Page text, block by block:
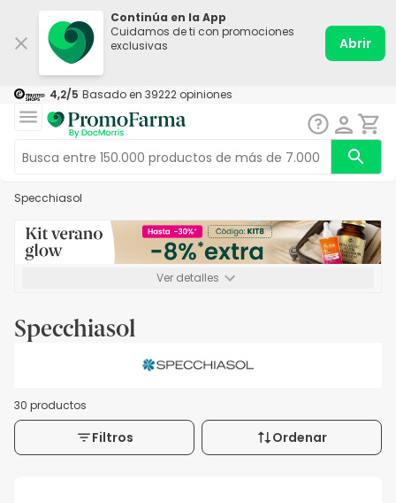
Continúa en la App
Cuidamos de ti con promociones
exclusivas
Abrir
4,2/5 Basado en 39222 opiniones
Specchiasol
Ver detalles
Specchiasol
30 productos
Filtros Ordenar